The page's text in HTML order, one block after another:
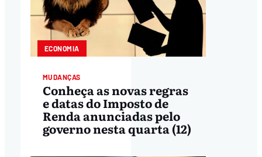
ECONOMIA
MUDANÇAS
Conheça as novas regras
e datas do Imposto de
Renda anunciadas pelo
governo nesta quarta (12)